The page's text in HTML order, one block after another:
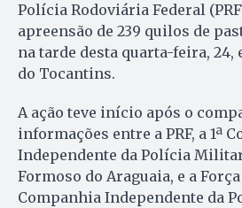
Polícia Rodoviária Federal
apreensão de 239 quilos de
na tarde desta quarta-feira, 24,
do Tocantins.
A ação teve início após o
informações entre a PRF, a 1ª
Independente da Polícia Militar
Formoso do Araguaia, e a
Companhia Independente da